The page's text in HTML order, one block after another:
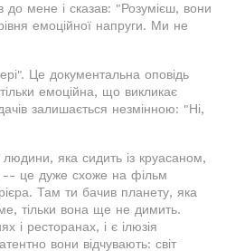
до мене і сказав: "Розумієш, вони
емоційної напруги. Ми не
Це документальна оповідь
емоційна, що викликає
залишається незмінною: "Ні,
людини, яка сидить із круасаном,
-- це дуже схоже на фільм
Там ти бачив планету, яка
тільки вона ще не димить.
і ресторанах, і є ілюзія
вони відчувають: світ